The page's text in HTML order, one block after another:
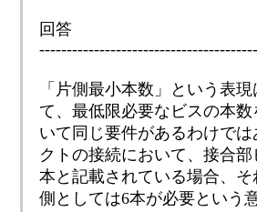
回答
「片側最小本数」という表
て、最低限必要なビスの本
いて同じ要件があるわけで
クトの接続において、接合
本と記載されている場合、
側としては6本が必要という